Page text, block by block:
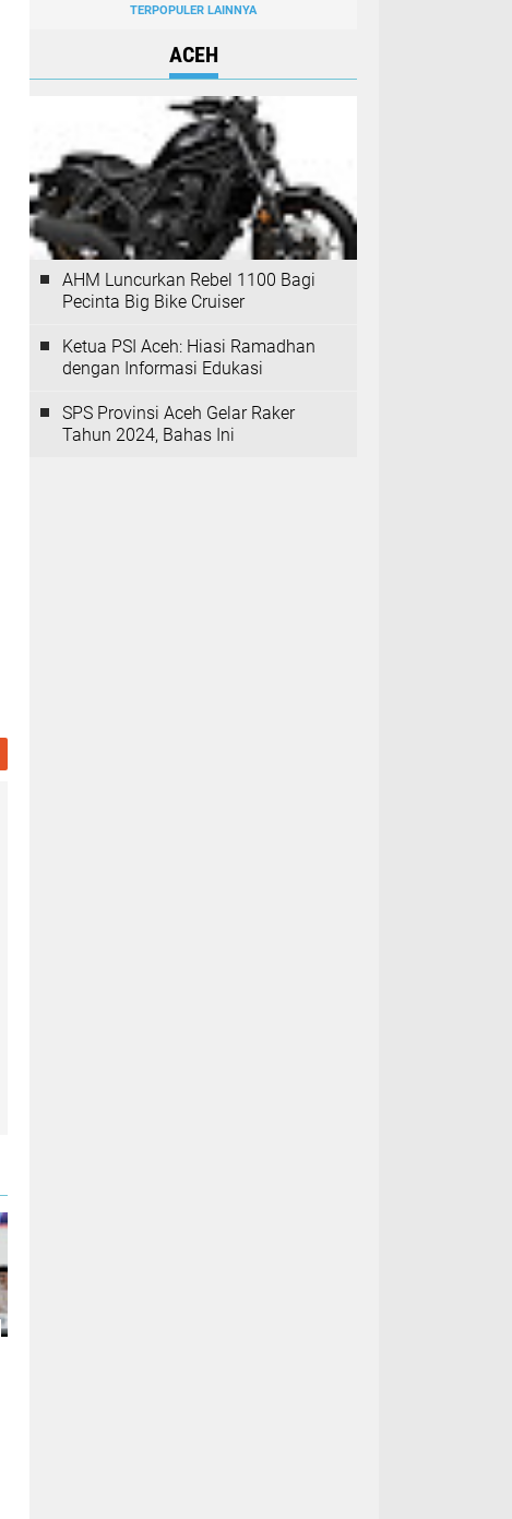
TERPOPULER LAINNYA
ACEH
AHM Luncurkan Rebel 1100 Bagi
Pecinta Big Bike Cruiser
Ketua PSI Aceh: Hiasi Ramadhan
dengan Informasi Edukasi
SPS Provinsi Aceh Gelar Raker
Tahun 2024, Bahas Ini